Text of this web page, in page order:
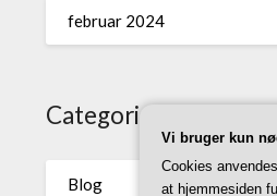
februar 2024
Categories
Blog
Vi bruger kun
Cookies
at hjemmesiden